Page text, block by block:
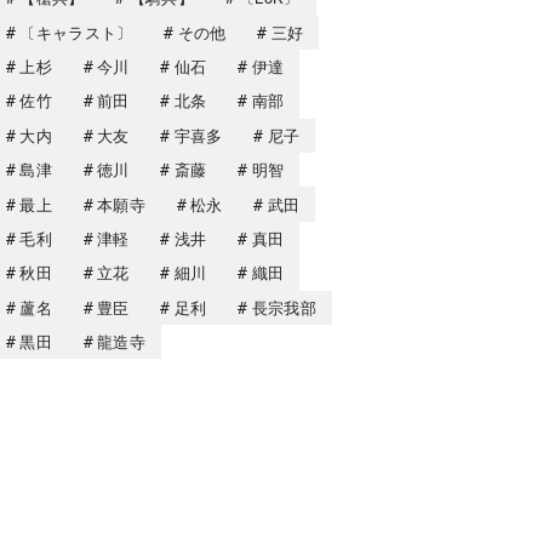
〔キャラスト〕
その他
三好
上杉
今川 仙石
伊達
佐竹
前田 北条
南部
大内
大友 宇喜多
尼子
島津
徳川 斎藤
明智
最上
本願寺 松永
武田
毛利
津軽 浅井
真田
秋田
立花 細川
織田
蘆名
豊臣 足利
長宗我部
黒田
龍造寺